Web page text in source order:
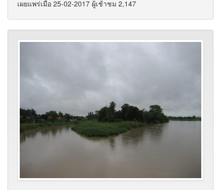
เผยแพร่เมื่อ 25-02-2017 ผู้เช้าชม 2,147